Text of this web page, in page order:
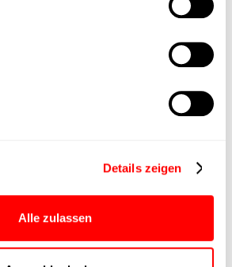
Details zeigen
Alle zulassen
CTC-080
CTC